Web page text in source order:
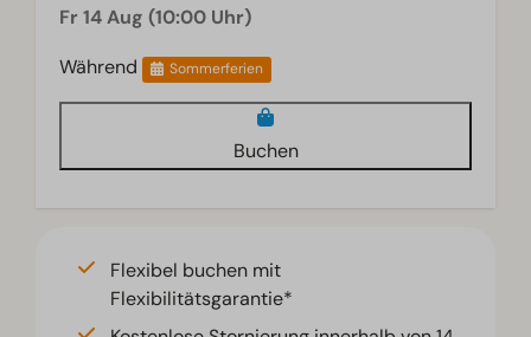
Fr 14 Aug (10:00 Uhr)
Während
Sommerferien
Buchen
Flexibel buchen mit
Flexibilitätsgarantie*